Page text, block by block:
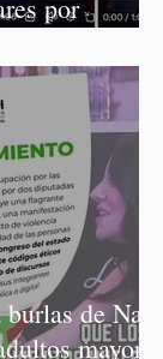
por
de Nay
mayores